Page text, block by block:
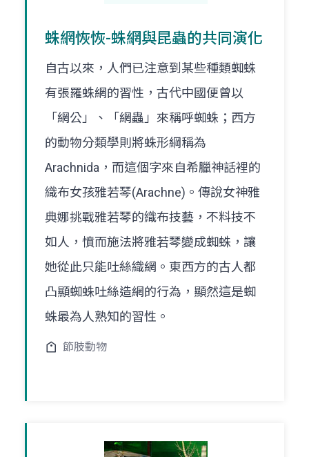
蛛網恢恢-蛛網與昆蟲的共同演化
自古以來，人們已注意到某些種類蜘蛛
有張羅蛛網的習性，古代中國便曾以
「網公」、「網蟲」來稱呼蜘蛛；西方
的動物分類學則將蛛形綱稱為
Arachnida，而這個字來自希臘神話裡的
織布女孩雅若琴(Arachne)。傳說女神雅
典娜挑戰雅若琴的織布技藝，不料技不
如人，憤而施法將雅若琴變成蜘蛛，讓
她從此只能吐絲織網。東西方的古人都
凸顯蜘蛛吐絲造網的行為，顯然這是蜘
蛛最為人熟知的習性。
節肢動物